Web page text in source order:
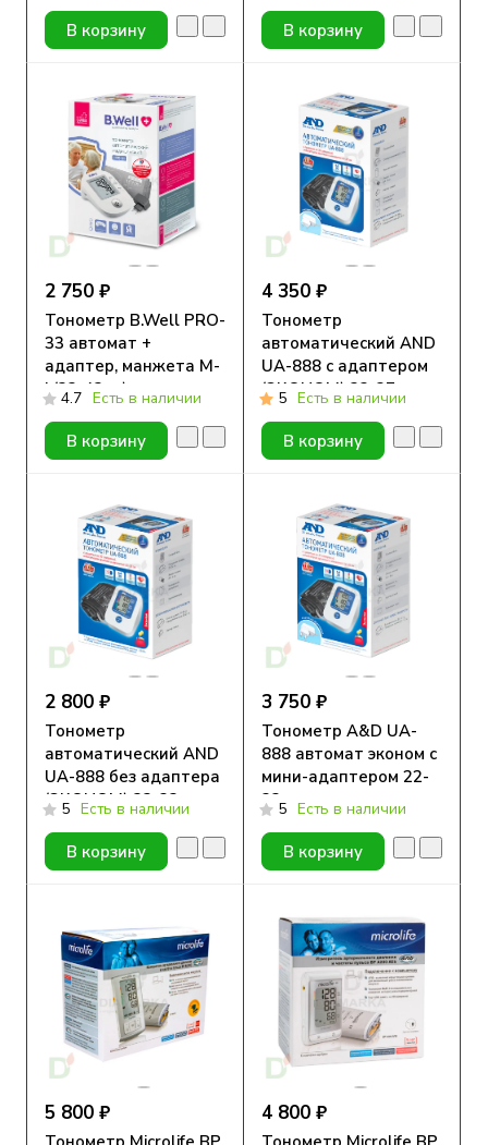
В корзину В корзину
2 750 ₽
Тонометр B.Well PRO-
33 автомат +
адаптер, манжета M-
L(22-42см)
4.7 Есть в наличии
В корзину
4 350 ₽
Тонометр
автоматический AND
UA-888 с адаптером
(ЭКОНОМ) 23-37 см
5 Есть в наличии
В корзину
2 800 ₽
Тонометр
автоматический AND
UA-888 без адаптера
(ЭКОНОМ) 22-32 см
5 Есть в наличии
В корзину
3 750 ₽
Тонометр A&D UA-
888 автомат эконом с
мини-адаптером 22-
32 см
5 Есть в наличии
В корзину
5 800 ₽ 4 800 ₽